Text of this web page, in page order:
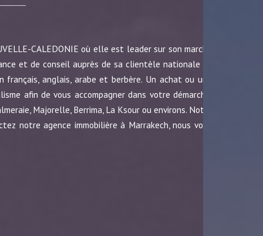
CALEDONIE où elle est leader sur son marché
et de conseil auprès de sa clientèle nationale et
anglais, arabe et berbère. Un achat ou une
afin de vous accompagner dans votre démarche.
Majorelle, Berrima, La Ksour ou environs. Notre
notre agence immobilière à Marrakech, nous vous